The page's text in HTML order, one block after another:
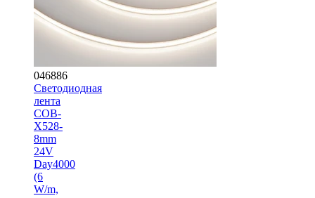
046886
Светодиодная
лента
COB-
X528-
8mm
24V
Day4000
(6
W/m,